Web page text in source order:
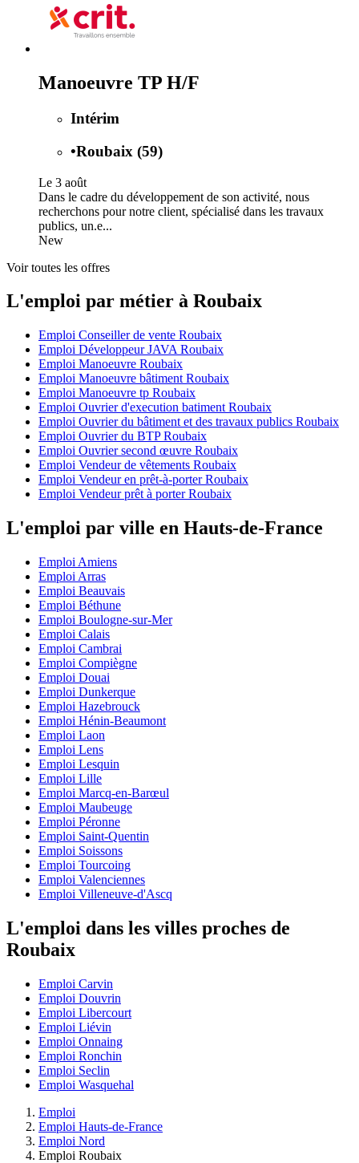
Manoeuvre TP H/F
Intérim
•Roubaix (59)
Le 3 août
Dans le cadre du développement de son activité, nous
recherchons pour notre client, spécialisé dans les travaux
publics, un.e...
New
Voir toutes les offres
L'emploi par métier à Roubaix
Emploi Conseiller de vente Roubaix
Emploi Développeur JAVA Roubaix
Emploi Manoeuvre Roubaix
Emploi Manoeuvre bâtiment Roubaix
Emploi Manoeuvre tp Roubaix
Emploi Ouvrier d'execution batiment Roubaix
Emploi Ouvrier du bâtiment et des travaux publics Roubaix
Emploi Ouvrier du BTP Roubaix
Emploi Ouvrier second œuvre Roubaix
Emploi Vendeur de vêtements Roubaix
Emploi Vendeur en prêt-à-porter Roubaix
Emploi Vendeur prêt à porter Roubaix
L'emploi par ville en Hauts-de-France
Emploi Amiens
Emploi Arras
Emploi Beauvais
Emploi Béthune
Emploi Boulogne-sur-Mer
Emploi Calais
Emploi Cambrai
Emploi Compiègne
Emploi Douai
Emploi Dunkerque
Emploi Hazebrouck
Emploi Hénin-Beaumont
Emploi Laon
Emploi Lens
Emploi Lesquin
Emploi Lille
Emploi Marcq-en-Barœul
Emploi Maubeuge
Emploi Péronne
Emploi Saint-Quentin
Emploi Soissons
Emploi Tourcoing
Emploi Valenciennes
Emploi Villeneuve-d'Ascq
L'emploi dans les villes proches de
Roubaix
Emploi Carvin
Emploi Douvrin
Emploi Libercourt
Emploi Liévin
Emploi Onnaing
Emploi Ronchin
Emploi Seclin
Emploi Wasquehal
Emploi
Emploi Hauts-de-France
Emploi Nord
Emploi Roubaix